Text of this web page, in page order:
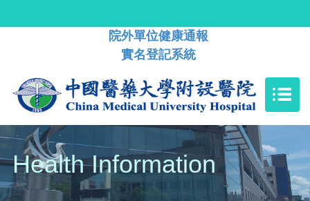
院外單位健康通報
實名登記系統
Health Information